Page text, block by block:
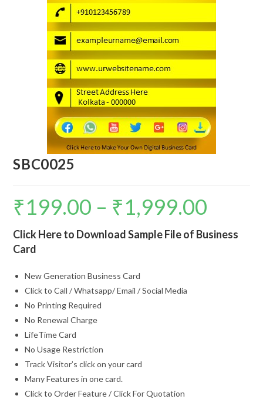
SBC0025
₹199.00 – ₹1,999.00
Click Here to Download Sample File of Business
Card
New Generation Business Card
Click to Call / Whatsapp/ Email / Social Media
No Printing Required
No Renewal Charge
LifeTime Card
No Usage Restriction
Track Visitor’s click on your card
Many Features in one card.
Click to Order Feature / Click For Quotation